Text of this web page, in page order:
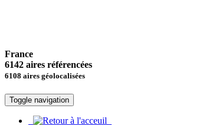
France
6142 aires référencées
6108 aires géolocalisées
Toggle navigation